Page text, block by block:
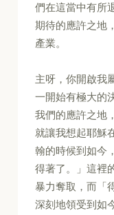
們在這當中有所
期待的應許之地
產業。
主呀，你開啟我
一開始有極大的
我們的應許之地
就讓我想起耶穌
翰的時候到如今
得著了。」這裡
暴力奪取，而「
深刻地領受到如